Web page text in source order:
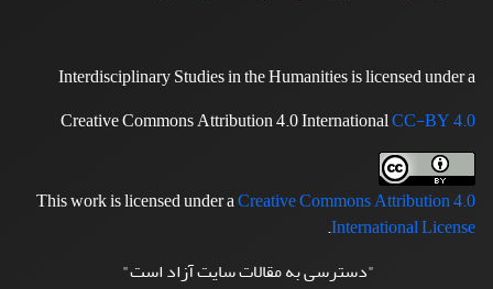
Interdisciplinary Studies in the Humanities is licensed under a
Creative Commons Attribution 4.0 InternationalCC-BY 4.0
This work is licensed under aCreative Commons Attribution 4.0
International License
.
"دسترسی به مقالات سایت آزاد است"